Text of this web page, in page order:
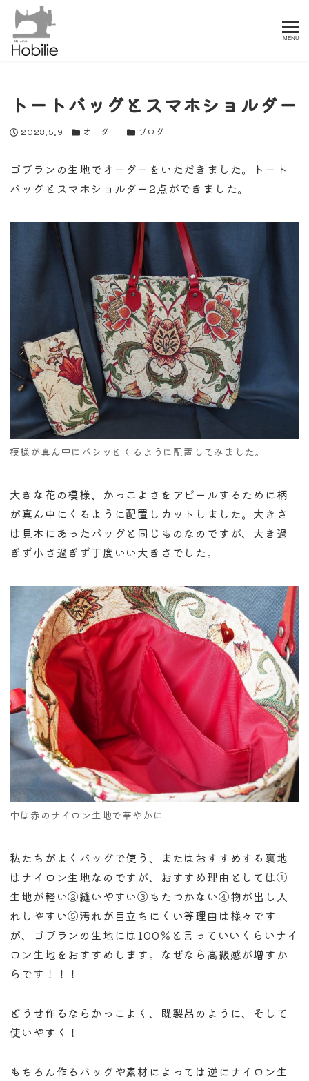
MENU
トートバッグとスマホショルダー
投稿日
2023.5.9 カテゴリー
オーダー カテゴリー
ブログ
ゴブランの生地でオーダーをいただきました。トート
バッグとスマホショルダー2点ができました。
模様が真ん中にバシッとくるように配置してみました。
大きな花の模様、かっこよさをアピールするために柄
が真ん中にくるように配置しカットしました。大きさ
は見本にあったバッグと同じものなのですが、大き過
ぎず小さ過ぎず丁度いい大きさでした。
中は赤のナイロン生地で華やかに
私たちがよくバッグで使う、またはおすすめする裏地
はナイロン生地なのですが、おすすめ理由としては①
生地が軽い②縫いやすい③もたつかない④物が出し入
れしやすい⑤汚れが目立ちにくい等理由は様々です
が、ゴブランの生地には100％と言っていいくらいナイ
ロン生地をおすすめします。なぜなら高級感が増すか
らです！！！
どうせ作るならかっこよく、既製品のように、そして
使いやすく！
もちろん作るバッグや素材によっては逆にナイロン生